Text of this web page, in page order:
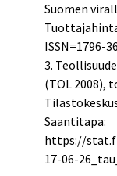
Suomen
ISSN=1796-
3.
(TOL 2008),
Saantitapa:
https://
17-06-